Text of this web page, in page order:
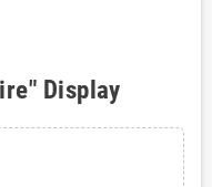
Display